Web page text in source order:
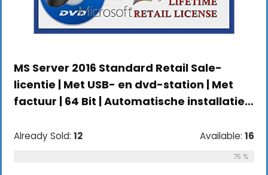
MS Server 2016 Standard Retail Sale-
licentie | Met USB- en dvd-station | Met
factuur | 64 Bit | Automatische installatie…
Already Sold: 12 Available: 16
75 %